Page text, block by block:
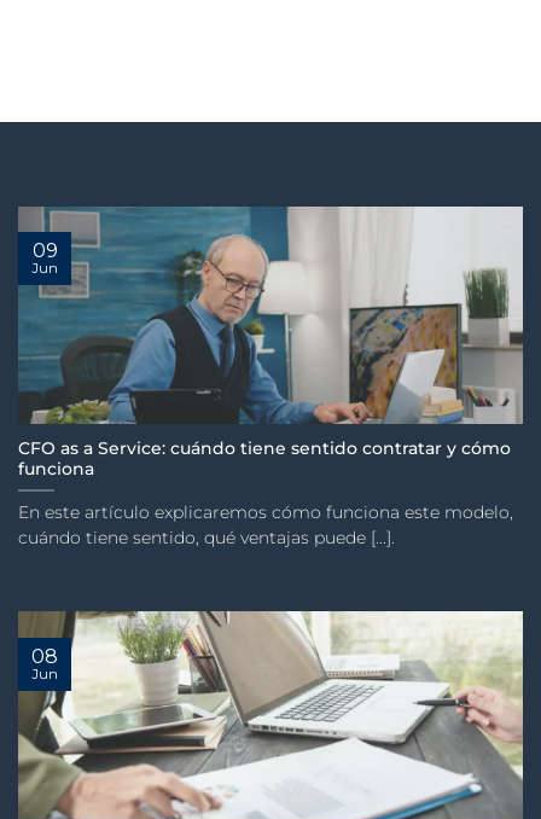
CFO as a Service: cuándo tiene sentido contratar y cómo
funciona
En este artículo explicaremos cómo funciona este modelo,
cuándo tiene sentido, qué ventajas puede [...].
09
Jun
08
Jun